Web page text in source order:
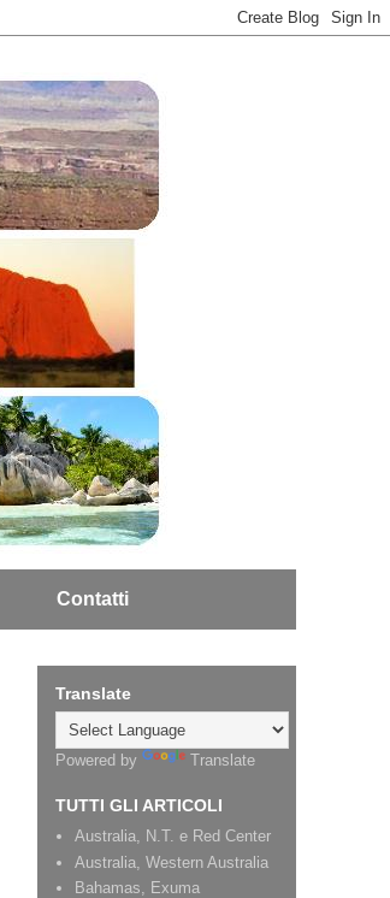
Contatti
Translate
Powered by Translate
TUTTI GLI ARTICOLI
Australia, N.T. e Red Center
Australia, Western Australia
Bahamas, Exuma